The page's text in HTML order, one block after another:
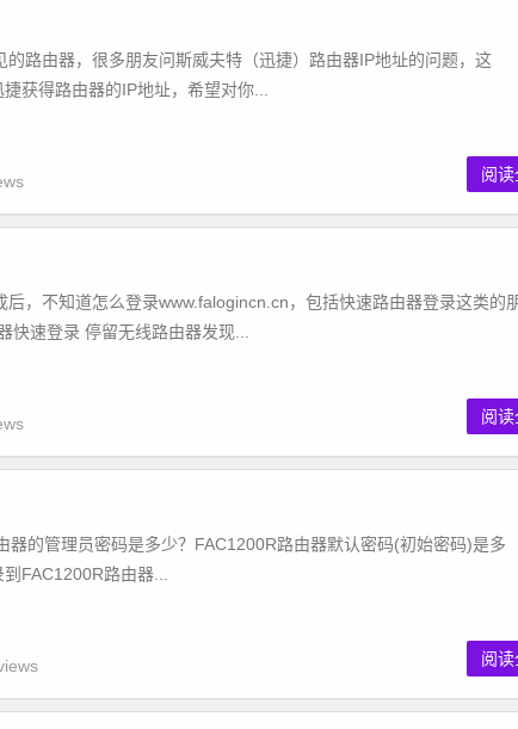
路由器，很多朋友问斯威夫特（迅捷）路由器IP地址的问题，这
获得路由器的IP地址，希望对你...
阅
，不知道怎么登录www.falogincn.cn，包括快速路由器登录这类的
快速登录 停留无线路由器发现...
阅
器的管理员密码是多少？FAC1200R路由器默认密码(初始密码)是多
FAC1200R路由器...
阅